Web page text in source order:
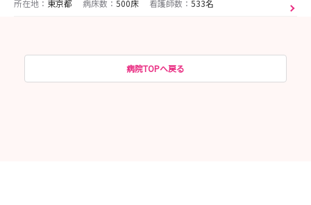
所在地： 東京都 病床数： 500床 看護師数： 533名
病院TOPへ戻る